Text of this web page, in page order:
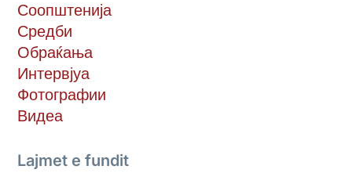
Соопштенија
Средби
Обраќања
Интервјуа
Фотографии
Видеа
Lajmet e fundit